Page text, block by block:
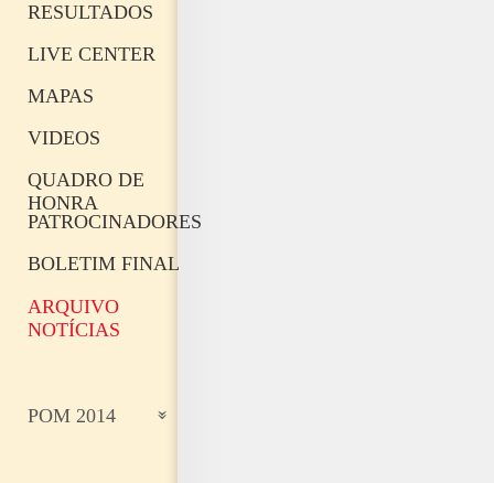
RESULTADOS
LIVE CENTER
MAPAS
VIDEOS
QUADRO DE
HONRA
PATROCINADORES
BOLETIM FINAL
ARQUIVO
NOTÍCIAS
POM 2014